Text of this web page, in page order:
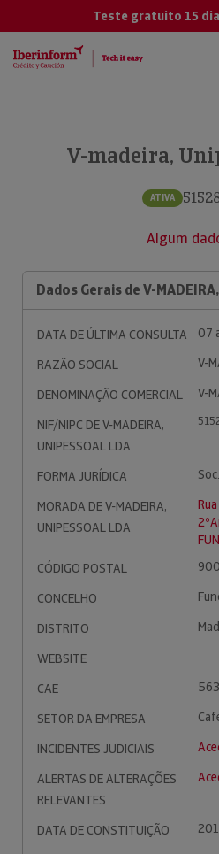
Teste gratuito 15
V-madeira,
ATIVA
Algum
Dados Gerais de V-
DATA DE ÚLTIMA CONSULTA
07
RAZÃO SOCIAL
V-
DENOMINAÇÃO COMERCIAL
V-
NIF/NIPC DE V-MADEIRA,
UNIPESSOAL LDA
FORMA JURÍDICA
MORADA DE V-MADEIRA,
UNIPESSOAL LDA
CÓDIGO POSTAL
CONCELHO
DISTRITO
WEBSITE
CAE
SETOR DA EMPRESA
INCIDENTES JUDICIAIS
ALERTAS DE ALTERAÇÕES
RELEVANTES
DATA DE CONSTITUIÇÃO